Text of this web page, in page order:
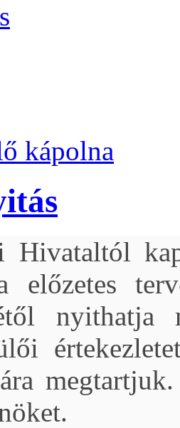
kápolna
Hivataltól
előzetes